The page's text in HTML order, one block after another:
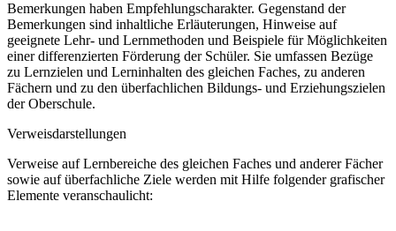
Bemerkungen haben Empfehlungscharakter. Gegenstand der
Bemerkungen sind inhaltliche Erläuterungen, Hinweise auf
geeignete Lehr- und Lernmethoden und Beispiele für Möglichkeiten
einer differenzierten Förderung der Schüler. Sie umfassen Bezüge
zu Lernzielen und Lerninhalten des gleichen Faches, zu anderen
Fächern und zu den überfachlichen Bildungs- und Erziehungszielen
der Oberschule.
Verweisdarstellungen
Verweise auf Lernbereiche des gleichen Faches und anderer Fächer
sowie auf überfachliche Ziele werden mit Hilfe folgender grafischer
Elemente veranschaulicht: